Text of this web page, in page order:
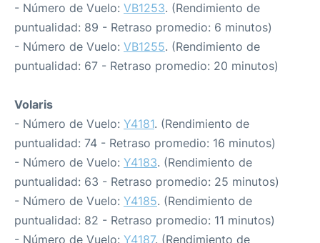
- Número de Vuelo: VB1253. (Rendimiento de
puntualidad: 89 - Retraso promedio: 6 minutos)
- Número de Vuelo: VB1255. (Rendimiento de
puntualidad: 67 - Retraso promedio: 20 minutos)
Volaris
- Número de Vuelo: Y4181. (Rendimiento de
puntualidad: 74 - Retraso promedio: 16 minutos)
- Número de Vuelo: Y4183. (Rendimiento de
puntualidad: 63 - Retraso promedio: 25 minutos)
- Número de Vuelo: Y4185. (Rendimiento de
puntualidad: 82 - Retraso promedio: 11 minutos)
- Número de Vuelo: Y4187. (Rendimiento de